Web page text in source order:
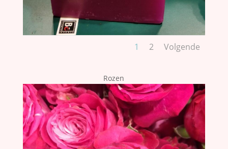
1 2 Volgende
Rozen